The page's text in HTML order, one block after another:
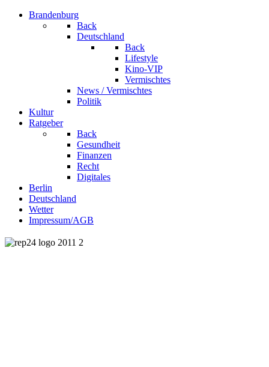
Brandenburg
Back
Deutschland
Back
Lifestyle
Kino-VIP
Vermischtes
News / Vermischtes
Politik
Kultur
Ratgeber
Back
Gesundheit
Finanzen
Recht
Digitales
Berlin
Deutschland
Wetter
Impressum/AGB